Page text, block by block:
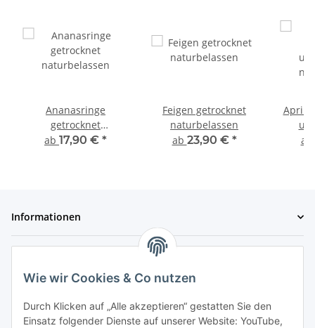
Wie wir Cookies & Co nutzen
Durch Klicken auf „Alle akzeptieren“ gestatten Sie den
Einsatz folgender Dienste auf unserer Website: YouTube,
Ananasringe
getrocknet
naturbelassen
ab 17,90 € *
Feigen getrocknet
naturbelassen
ab 23,90 € * ab
Informationen